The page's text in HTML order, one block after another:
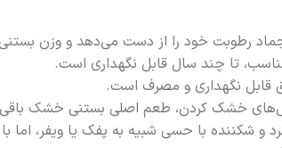
خود را از دست می‌دهد و وزن بستنی تا ۹۰٪ کاهش
تا چند سال قابل نگهداری است.
قابل نگهداری و مصرف است.
خشک ‌کردن، طعم اصلی بستنی خشک باقی
شکننده با حسی شبیه به پفک یا ویفر، اما